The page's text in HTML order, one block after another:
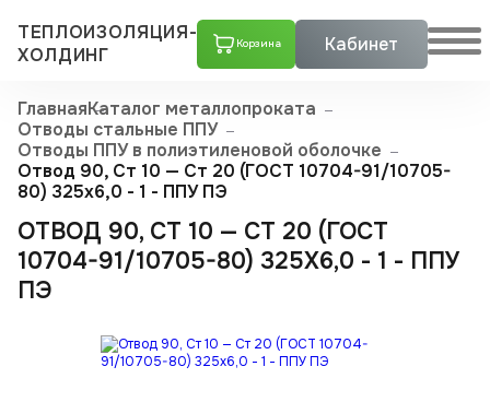
ТЕПЛОИЗОЛЯЦИЯ-
ХОЛДИНГ
Корзина Кабинет
ГлавнаяКаталог металлопроката
Отводы стальные ППУ
Отводы ППУ в полиэтиленовой оболочке
Отвод 90, Ст 10 — Ст 20 (ГОСТ 10704-91/10705-
80) 325x6,0 - 1 - ППУ ПЭ
ОТВОД 90, СТ 10 — СТ 20 (ГОСТ
10704-91/10705-80) 325X6,0 - 1 - ППУ
ПЭ